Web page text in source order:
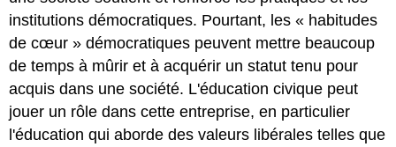
institutions démocratiques. Pourtant, les « habitudes
de cœur » démocratiques peuvent mettre beaucoup
de temps à mûrir et à acquérir un statut tenu pour
acquis dans une société. L'éducation civique peut
jouer un rôle dans cette entreprise, en particulier
l'éducation qui aborde des valeurs libérales telles que